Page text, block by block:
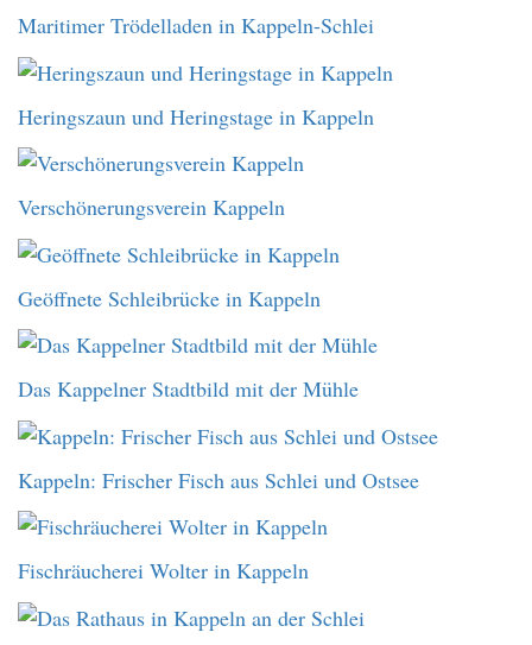
Maritimer Trödelladen in Kappeln-Schlei
Heringszaun und Heringstage in Kappeln
Verschönerungsverein Kappeln
Geöffnete Schleibrücke in Kappeln
Das Kappelner Stadtbild mit der Mühle
Kappeln: Frischer Fisch aus Schlei und Ostsee
Fischräucherei Wolter in Kappeln